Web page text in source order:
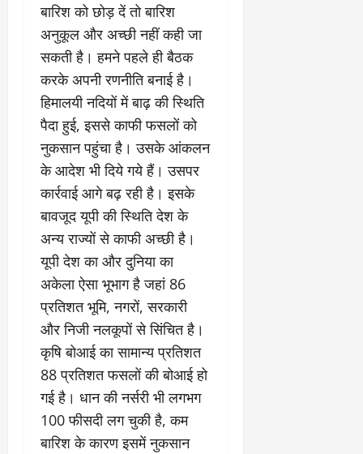
बारिश को छोड़ दें तो बारिश
अनुकूल और अच्छी नहीं कही जा
सकती है। हमने पहले ही बैठक
करके अपनी रणनीति बनाई है।
हिमालयी नदियों में बाढ़ की स्थिति
पैदा हुई, इससे काफी फसलों को
नुकसान पहुंचा है। उसके आंकलन
के आदेश भी दिये गये हैं। उसपर
कार्रवाई आगे बढ़ रही है। इसके
बावजूद यूपी की स्थिति देश के
अन्य राज्यों से काफी अच्छी है।
यूपी देश का और दुनिया का
अकेला ऐसा भूभाग है जहां 86
प्रतिशत भूमि, नगरों, सरकारी
और निजी नलकूपों से सिंचित है।
कृषि बोआई का सामान्य प्रतिशत
88 प्रतिशत फसलों की बोआई हो
गई है। धान की नर्सरी भी लगभग
100 फीसदी लग चुकी है, कम
बारिश के कारण इसमें नुकसान